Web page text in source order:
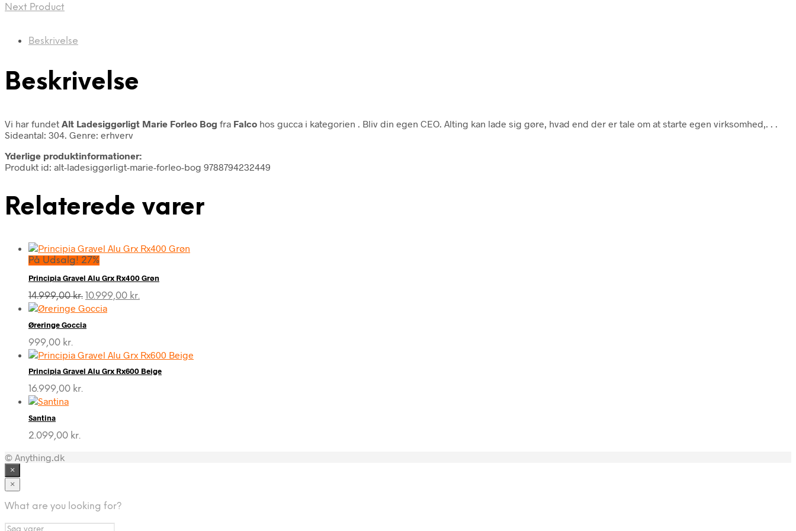
Next Product
Beskrivelse
Beskrivelse
Vi har fundet Alt Ladesiggørligt Marie Forleo Bog fra Falco hos gucca i kategorien
. Bliv din egen CEO. Alting kan lade sig gøre, hvad end der er tale om at starte egen virksomhed,. . .
Sideantal: 304. Genre: erhverv
Yderlige produktinformationer:
Produkt id: alt-ladesiggørligt-marie-forleo-bog 9788794232449
Relaterede varer
På Udsalg! 27%
Principia Gravel Alu Grx Rx400 Grøn
14.999,00kr. Den
oprindelige
var:
10.999,00 kr.
Øreringe Goccia
999,00 kr.
Principia Gravel Alu Grx Rx600 Beige
16.999,00 kr.
Santina
2.099,00 kr.
© Anything.dk
×
×
What are you looking for?